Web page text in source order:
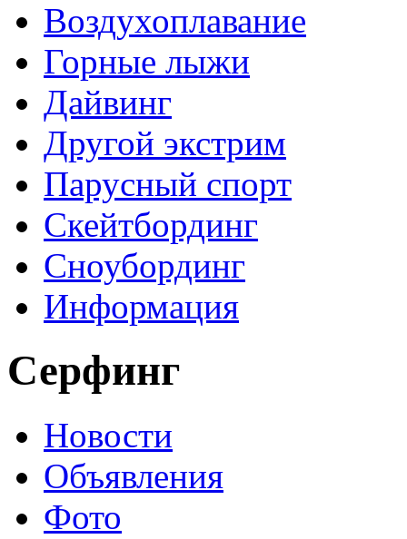
Воздухоплавание
Горные лыжи
Дайвинг
Другой экстрим
Парусный спорт
Скейтбординг
Сноубординг
Информация
Серфинг
Новости
Объявления
Фото